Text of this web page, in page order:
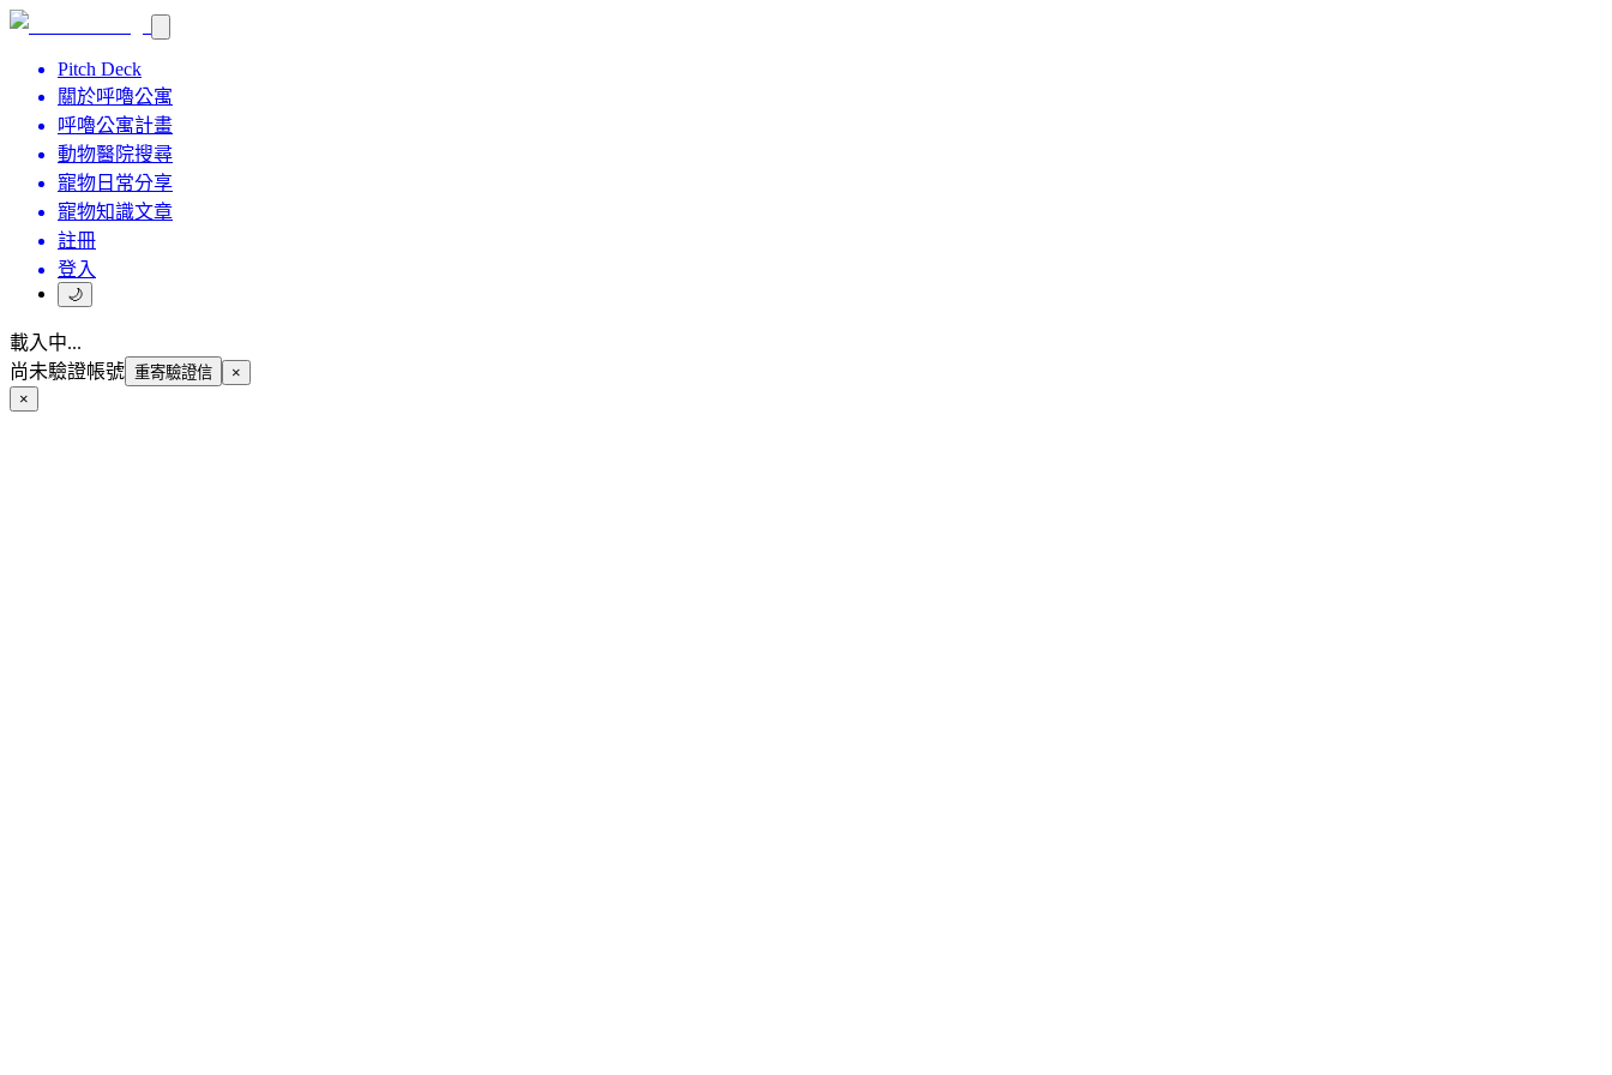
Pitch Deck
關於呼嚕公寓
呼嚕公寓計畫
動物醫院搜尋
寵物日常分享
寵物知識文章
註冊
登入
🌙
載入中...
尚未驗證帳號 重寄驗證信
×
×